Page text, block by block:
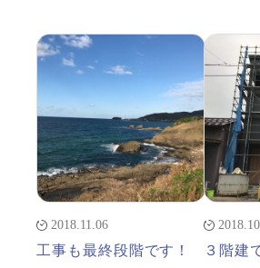
2018.11.06
工事も最終段階です！ ３階建